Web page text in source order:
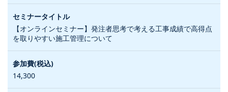
【オンラインセミナー】発注者思考で考える工事成績で高得点
を取りやすい施工管理について
14,300